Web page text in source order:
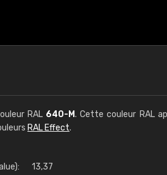
RAL 640-M. Cette couleur RAL
RAL Effect.
13,37